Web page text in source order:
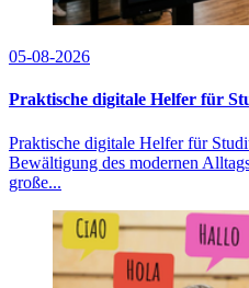
05-08-2026
Praktische digitale Helfer für
Praktische digitale Helfer für
Bewältigung des modernen
große...